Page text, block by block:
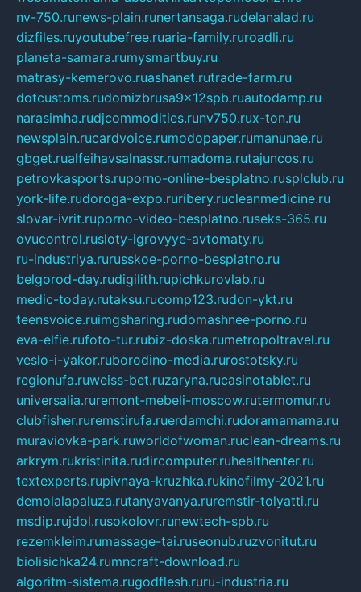
nv-750.runews-plain.runertansaga.rudelanalad.ru
dizfiles.ruyoutubefree.ruaria-family.ruroadli.ru
planeta-samara.rumysmartbuy.ru
matrasy-kemerovo.ruashanet.rutrade-farm.ru
dotcustoms.rudomizbrusa9x12spb.ruautodamp.ru
narasimha.rudjcommodities.runv750.rux-ton.ru
newsplain.rucardvoice.rumodopaper.rumanunae.ru
gbget.rualfeihavsalnassr.rumadoma.rutajuncos.ru
petrovkasports.ruporno-online-besplatno.rusplclub.ru
york-life.rudoroga-expo.ruribery.rucleanmedicine.ru
slovar-ivrit.ruporno-video-besplatno.ruseks-365.ru
ovucontrol.rusloty-igrovyye-avtomaty.ru
ru-industriya.rurusskoe-porno-besplatno.ru
belgorod-day.rudigilith.rupichkurovlab.ru
medic-today.rutaksu.rucomp123.rudon-ykt.ru
teensvoice.ruimgsharing.rudomashnee-porno.ru
eva-elfie.rufoto-tur.rubiz-doska.rumetropoltravel.ru
veslo-i-yakor.ruborodino-media.rurostotsky.ru
regionufa.ruweiss-bet.ruzaryna.rucasinotablet.ru
universalia.ruremont-mebeli-moscow.rutermomur.ru
clubfisher.ruremstirufa.ruerdamchi.rudoramamama.ru
muraviovka-park.ruworldofwoman.ruclean-dreams.ru
arkrym.rukristinita.rudircomputer.ruhealthenter.ru
textexperts.rupivnaya-kruzhka.rukinofilmy-2021.ru
demolalapaluza.rutanyavanya.ruremstir-tolyatti.ru
msdip.rujdol.rusokolovr.runewtech-spb.ru
rezemkleim.rumassage-tai.ruseonub.ruzvonitut.ru
biolisichka24.rumncraft-download.ru
algoritm-sistema.rugodflesh.ruru-industria.ru